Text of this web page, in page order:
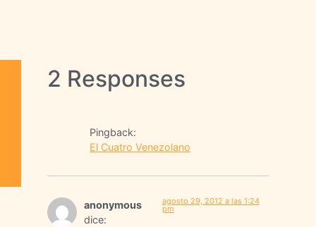
2 Responses
Pingback:
El Cuatro Venezolano
anonymous
dice:
agosto 29, 2012 a las 1:24
pm